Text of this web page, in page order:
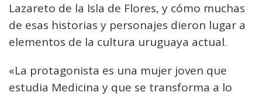
Lazareto de la Isla de Flores, y cómo muchas
de esas historias y personajes dieron lugar a
elementos de la cultura uruguaya actual.
«La protagonista es una mujer joven que
estudia Medicina y que se transforma a lo